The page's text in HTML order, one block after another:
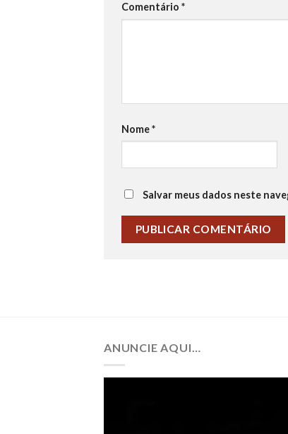
Comentário *
Nome*
Salvar meus dados neste
ANUNCIE AQUI…